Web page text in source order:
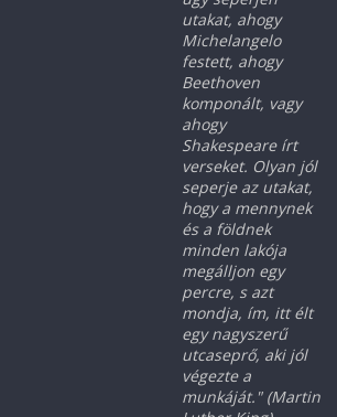
utakat, ahogy
Michelangelo
festett, ahogy
Beethoven
komponált, vagy
ahogy
Shakespeare írt
verseket. Olyan jól
seperje az utakat,
hogy a mennynek
és a földnek
minden lakója
megálljon egy
percre, s azt
mondja, ím, itt élt
egy nagyszerű
utcaseprő, aki jól
végezte a
munkáját." (Martin